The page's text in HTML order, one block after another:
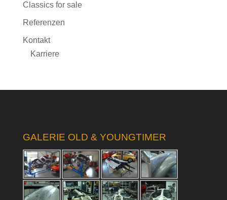
Classics for sale
Referenzen
Kontakt
Karriere
GALERIE OLD & YOUNGTIMER